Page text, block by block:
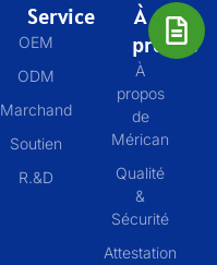
Service
OEM
ODM
Marchand
Soutien
R.&D
À
propos
À
propos
de
Mérican
Qualité
&
Sécurité
Attestation